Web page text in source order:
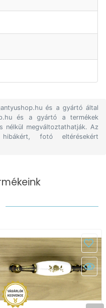
és a gyártó által
és a gyártó a termékek
nélkül megváltoztathatják. Az
fotó eltérésekért